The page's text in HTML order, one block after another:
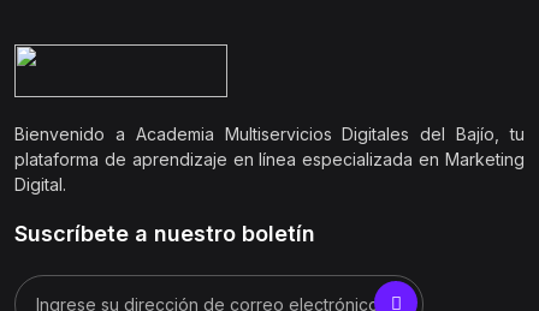
Bienvenido a Academia Multiservicios Digitales del Bajío, tu
plataforma de aprendizaje en línea especializada en Marketing
Digital.
Suscríbete a nuestro boletín